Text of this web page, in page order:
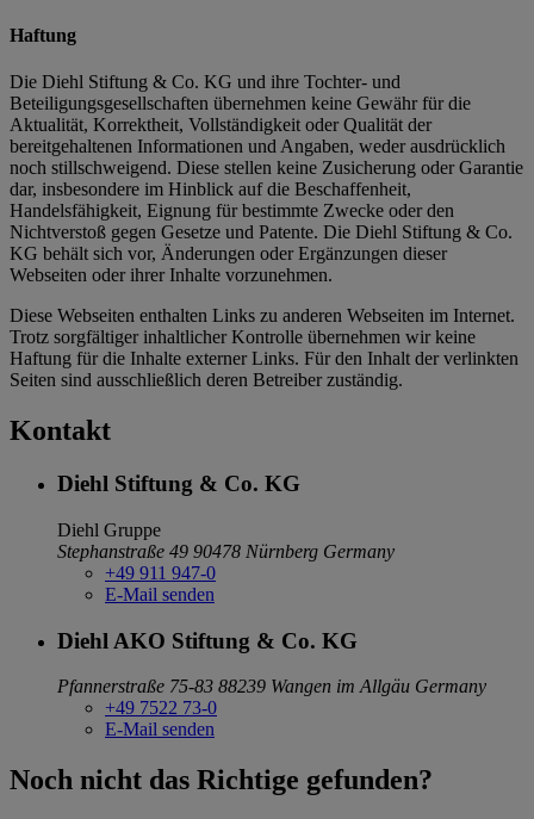
Haftung
Die Diehl Stiftung & Co. KG und ihre Tochter- und
Beteiligungsgesellschaften übernehmen keine Gewähr für die
Aktualität, Korrektheit, Vollständigkeit oder Qualität der
bereitgehaltenen Informationen und Angaben, weder ausdrücklich
noch stillschweigend. Diese stellen keine Zusicherung oder Garantie
dar, insbesondere im Hinblick auf die Beschaffenheit,
Handelsfähigkeit, Eignung für bestimmte Zwecke oder den
Nichtverstoß gegen Gesetze und Patente. Die Diehl Stiftung & Co.
KG behält sich vor, Änderungen oder Ergänzungen dieser
Webseiten oder ihrer Inhalte vorzunehmen.
Diese Webseiten enthalten Links zu anderen Webseiten im Internet.
Trotz sorgfältiger inhaltlicher Kontrolle übernehmen wir keine
Haftung für die Inhalte externer Links. Für den Inhalt der verlinkten
Seiten sind ausschließlich deren Betreiber zuständig.
Kontakt
Diehl Stiftung & Co. KG
Diehl Gruppe
Stephanstraße 49 90478 Nürnberg Germany
+49 911 947-0
E-Mail senden
Diehl AKO Stiftung & Co. KG
Pfannerstraße 75-83 88239 Wangen im Allgäu Germany
+49 7522 73-0
E-Mail senden
Noch nicht das Richtige gefunden?